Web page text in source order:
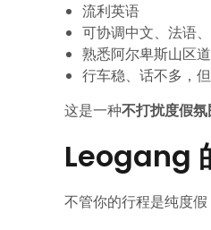
流利英语
可协调中文、法语
熟悉阿尔卑斯山区
行车稳、话不多，
这是一种不打扰度假
Leogang
不管你的行程是纯度假